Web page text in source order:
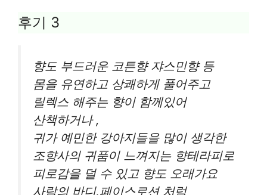
후기 3
향도 부드러운 코튼향 쟈스민향 등
몸을 유연하고 상쾌하게 풀어주고
릴렉스 해주는 향이 함께있어
산책하거나 ,
귀가 예민한 강아지들을 많이 생각한
조향사의 귀품이 느껴지는 향테라피로
피로감을 덜 수 있고 향도 오래가요
사람의 바디,페이스로션 처럼